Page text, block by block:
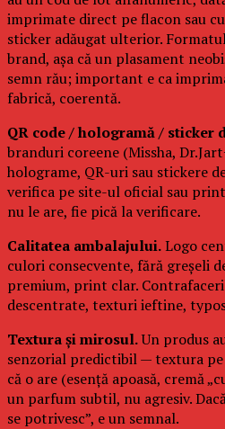
imprimate direct pe flacon sau
sticker adăugat ulterior.
brand, așa că un plasament
semn rău; important e ca
fabrică, coerentă.
QR code / hologramă / sticker
branduri coreene (Missha,
holograme, QR-uri sau stickere
verifica pe site-ul oficial sau
nu le are, fie pică la verificare.
Calitatea ambalajului.Logo
culori consecvente, fără greșeli
premium, print clar.
descentrate, texturi ieftine,
Textura și mirosul.Un produs
senzorial predictibil — textura
că o are (esență apoasă, cremă
un parfum subtil, nu agresiv.
se potrivesc”, e un semnal.